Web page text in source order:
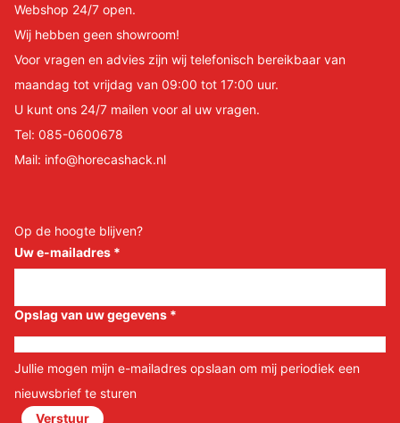
Webshop 24/7 open.
Wij hebben geen showroom!
Voor vragen en advies zijn wij telefonisch bereikbaar van
maandag tot vrijdag van 09:00 tot 17:00 uur.
U kunt ons 24/7 mailen voor al uw vragen.
Tel: 085-0600678
Mail: info@horecashack.nl
Op de hoogte blijven?
Uw e-mailadres *
Opslag van uw gegevens *
Jullie mogen mijn e-mailadres opslaan om mij periodiek een
nieuwsbrief te sturen
Verstuur